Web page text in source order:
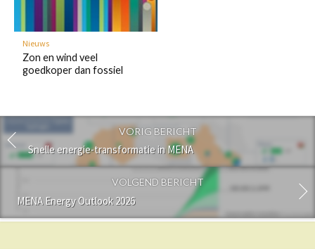
Nieuws
Zon en wind veel
goedkoper dan fossiel
VORIG BERICHT
Snelle energie-transformatie in MENA
VOLGEND BERICHT
MENA Energy Outlook 2026